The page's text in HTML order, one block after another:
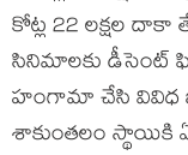
కోట్ల 22 లక్షల దాకా
సినిమాలకు డీసెంట్
హంగామా చేసి వివిధ
శాకుంతలం స్థాయికి